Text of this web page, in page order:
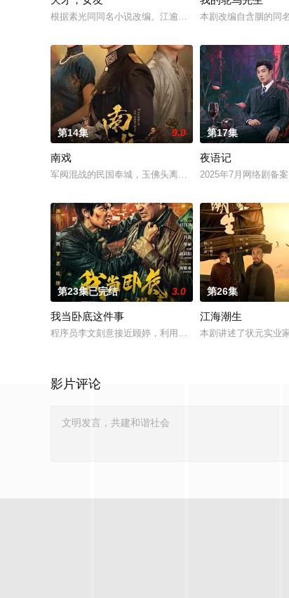
根据素光同同名小说改编。江逾白长大以后，林知夏忽然
本剧改编自含胭的同
第14集 9.0
南戏
军阀混战的民国奉城，玉佛头离奇失窃，戏班主横尸戏台
第17集
夜语记
2025年7月网络剧备
第23集已完结 3.0
我当卧底这件事
程序员李文刻意接近顾婷，利用顾炎女儿奴的属性，请求
第26集
江海潮生
本剧讲述了状元实业
影片评论